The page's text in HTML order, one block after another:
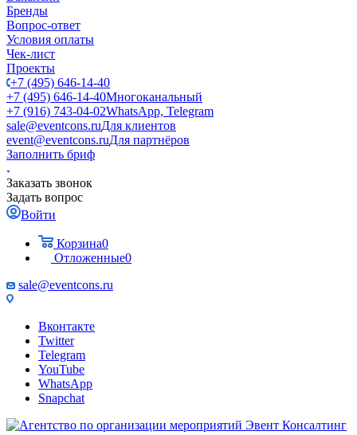
Бренды
Вопрос-ответ
Условия оплаты
Чек-лист
Проекты
+7 (495) 646-14-40
+7 (495) 646-14-40Многоканальный
+7 (916) 743-04-02WhatsApp, Telegram
sale@eventcons.ruДля клиентов
event@eventcons.ruДля партнёров
Заполнить бриф
Заказать звонок
Задать вопрос
Войти
Корзина0
Отложенные0
sale@eventcons.ru
Вконтакте
Twitter
Telegram
YouTube
WhatsApp
Snapchat